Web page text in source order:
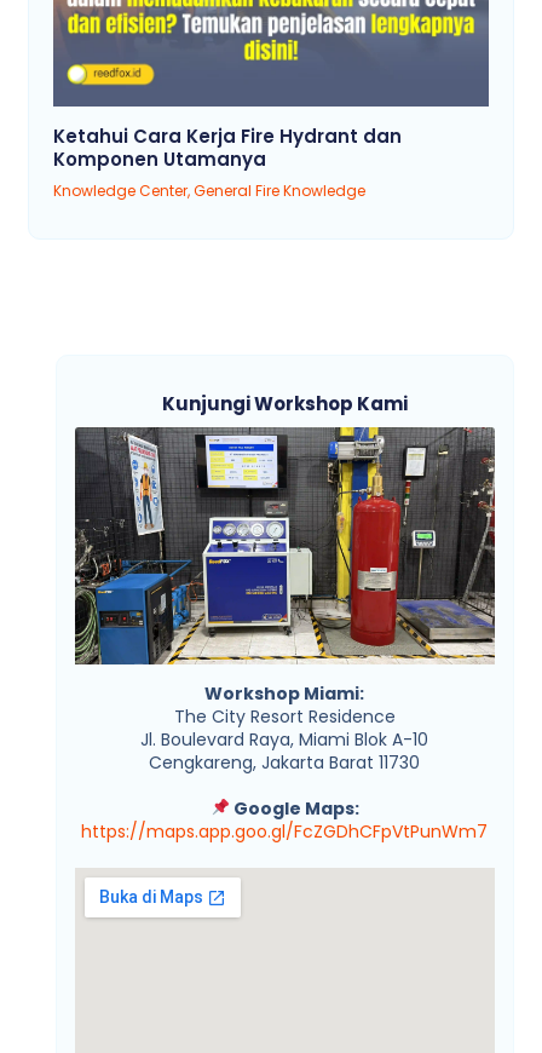
Ketahui Cara Kerja Fire Hydrant dan
Komponen Utamanya
Knowledge Center,General Fire Knowledge
Kunjungi Workshop Kami
Workshop Miami:
The City Resort Residence
Jl. Boulevard Raya, Miami Blok A-10
Cengkareng, Jakarta Barat 11730
Google Maps:
https://maps.app.goo.gl/FcZGDhCFpVtPunWm7